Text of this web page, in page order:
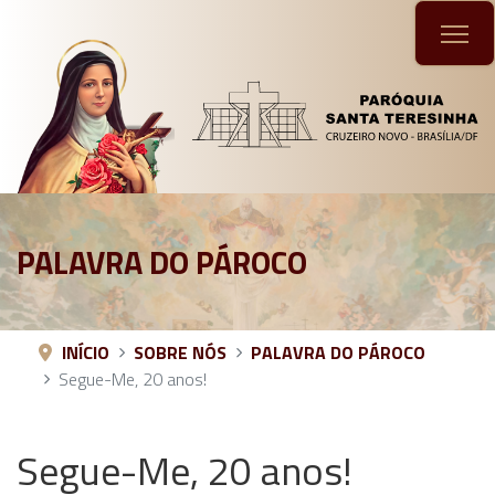
PALAVRA DO PÁROCO
INÍCIO SOBRE NÓS
PALAVRA DO PÁROCO
Segue-Me, 20 anos!
Segue-Me, 20 anos!